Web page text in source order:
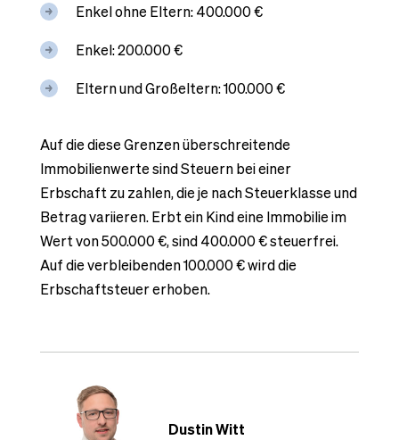
Enkel ohne Eltern: 400.000 €
Enkel: 200.000 €
Eltern und Großeltern: 100.000 €
Auf die diese Grenzen überschreitende
Immobilienwerte sind Steuern bei einer
Erbschaft zu zahlen, die je nach Steuerklasse und
Betrag variieren. Erbt ein Kind eine Immobilie im
Wert von 500.000 €, sind 400.000 € steuerfrei.
Auf die verbleibenden 100.000 € wird die
Erbschaftsteuer erhoben.
Dustin Witt